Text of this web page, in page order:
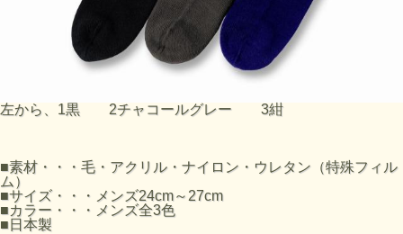
左から、1黒 2チャコールグレー 3紺
■素材・・・毛・アクリル・ナイロン・ウレタン（特殊フィル
ム）
■サイズ・・・メンズ24cm～27cm
■カラー・・・メンズ全3色
■日本製